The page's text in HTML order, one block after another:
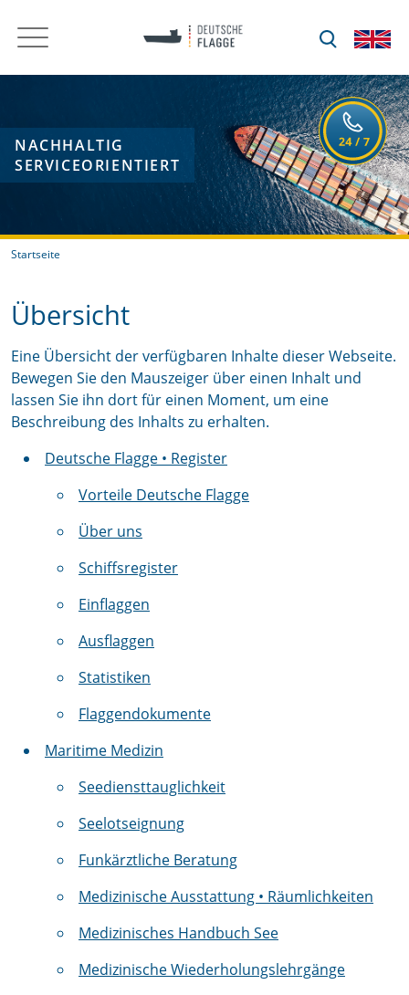
NACHHALTIG
SERVICEORIENTIERT
Startseite
Übersicht
Eine Übersicht der verfügbaren Inhalte dieser Webseite.
Bewegen Sie den Mauszeiger über einen Inhalt und
lassen Sie ihn dort für einen Moment, um eine
Beschreibung des Inhalts zu erhalten.
Deutsche Flagge • Register
Vorteile Deutsche Flagge
Über uns
Schiffsregister
Einflaggen
Ausflaggen
Statistiken
Flaggendokumente
Maritime Medizin
Seediensttauglichkeit
Seelotseignung
Funkärztliche Beratung
Medizinische Ausstattung • Räumlichkeiten
Medizinisches Handbuch See
Medizinische Wiederholungslehrgänge